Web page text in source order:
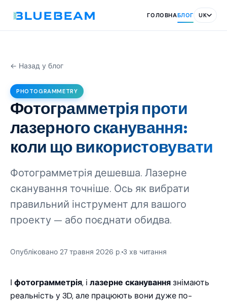
ГОЛОВНАБЛОГ UK
← Назад у блог
PHOTOGRAMMETRY
Фотограмметрія проти
лазерного сканування:
коли що використовувати
Фотограмметрія дешевша. Лазерне
сканування точніше. Ось як вибрати
правильний інструмент для вашого
проекту — або поєднати обидва.
Опубліковано 27 травня 2026 р. 3 хв читання
І фотограмметрія, і лазерне скануваннязнімають
реальність у 3D, але працюють вони дуже по-